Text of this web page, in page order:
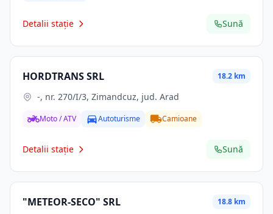
Detalii stație Sună
HORDTRANS SRL 18.2 km
-, nr. 270/I/3, Zimandcuz, jud. Arad
Moto / ATV Autoturisme Camioane
Detalii stație Sună
"METEOR-SECO" SRL 18.8 km